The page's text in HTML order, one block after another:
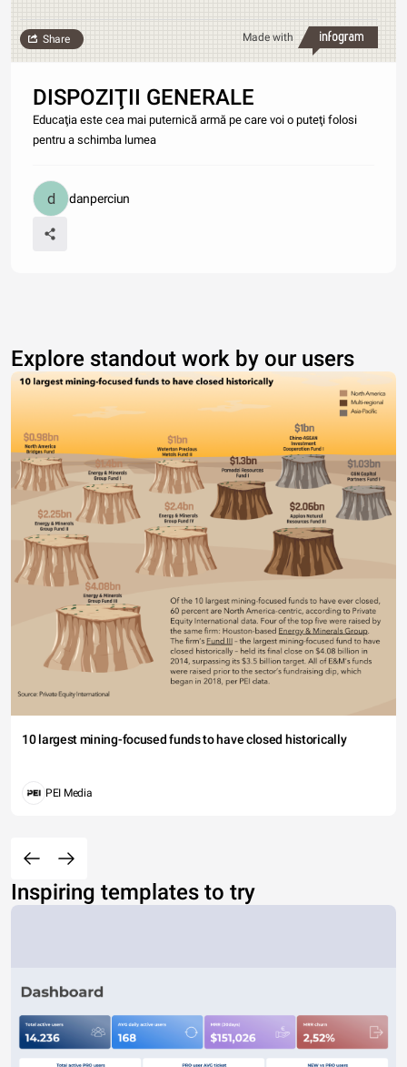
Made with
Share
DISPOZIŢII GENERALE
Educaţia este cea mai puternică armă pe care voi o puteţi folosi
pentru a schimba lumea
danperciun
Explore standout work by our users
10 largest mining-focused funds to have closed historically
PEI Media
Inspiring templates to try